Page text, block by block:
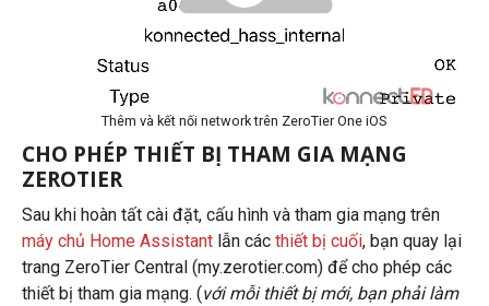
Thêm và kết nối network trên ZeroTier One iOS
CHO PHÉP THIẾT BỊ THAM GIA MẠNG
ZEROTIER
Sau khi hoàn tất cài đặt, cấu hình và tham gia mạng trên
máy chủ Home Assistantlẫn các thiết bị cuối, bạn quay lại
trang ZeroTier Central (my.zerotier.com) để cho phép các
thiết bị tham gia mạng. (với mỗi thiết bị mới, bạn phải làm